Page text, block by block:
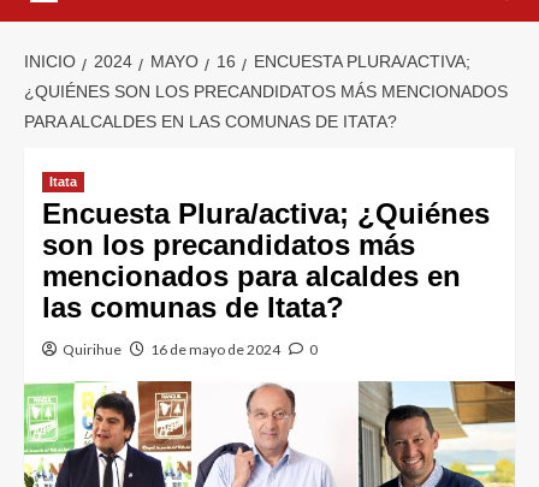
INICIO 2024 MAYO 16
ENCUESTA PLURA/ACTIVA;
¿QUIÉNES SON LOS PRECANDIDATOS MÁS MENCIONADOS
PARA ALCALDES EN LAS COMUNAS DE ITATA?
Itata
Encuesta Plura/activa; ¿Quiénes
son los precandidatos más
mencionados para alcaldes en
las comunas de Itata?
Quirihue 16 de mayo de 2024 0